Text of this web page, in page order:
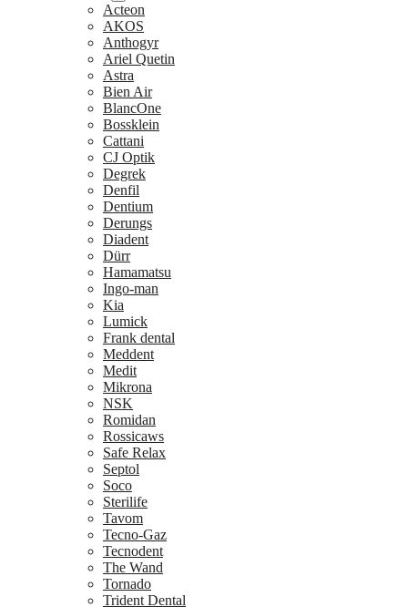
Acteon
AKOS
Anthogyr
Ariel Quetin
Astra
Bien Air
BlancOne
Bossklein
Cattani
CJ Optik
Degrek
Denfil
Dentium
Derungs
Diadent
Dürr
Hamamatsu
Ingo-man
Kia
Lumick
Frank dental
Meddent
Medit
Mikrona
NSK
Romidan
Rossicaws
Safe Relax
Septol
Soco
Sterilife
Tavom
Tecno-Gaz
Tecnodent
The Wand
Tornado
Trident Dental